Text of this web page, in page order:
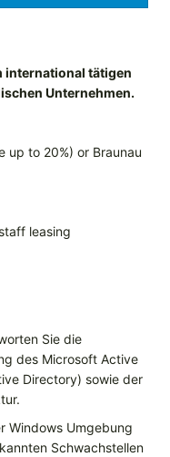
international tätigen
Unternehmen.
up to 20%) or Braunau
leasing
Sie die
des Microsoft Active
Directory) sowie der
Windows Umgebung
Schwachstellen